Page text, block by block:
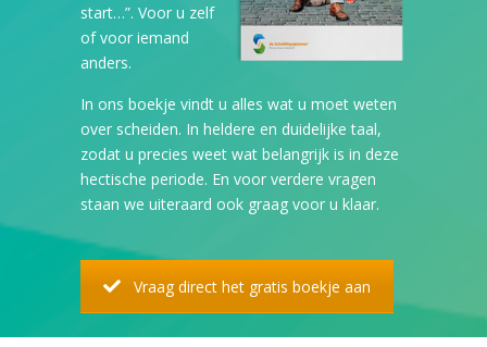
start…”. Voor u zelf
of voor iemand
anders.
In ons boekje vindt u alles wat u moet weten
over scheiden. In heldere en duidelijke taal,
zodat u precies weet wat belangrijk is in deze
hectische periode. En voor verdere vragen
staan we uiteraard ook graag voor u klaar.
Vraag direct het gratis boekje aan